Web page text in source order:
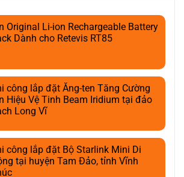
Original Li-ion Rechargeable Battery
Dành cho Retevis RT85
công lắp đặt Ăng-ten Tăng Cường
Hiệu Vệ Tinh Beam Iridium tại đảo
Long Vĩ
công lắp đặt Bộ Starlink Mini Di
tại huyện Tam Đảo, tỉnh Vĩnh